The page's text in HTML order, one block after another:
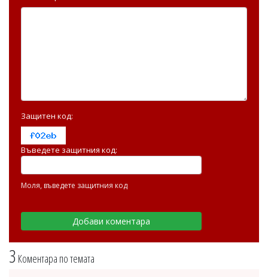
3 Коментара по темата
Защитен код:
Въведете защитния код:
Моля, въведете защитния код